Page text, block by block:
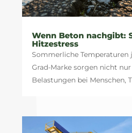
Wenn Beton nachgibt:
Hitzestress
Sommerliche Temperaturen
Grad-Marke sorgen nicht
Belastungen bei Menschen,